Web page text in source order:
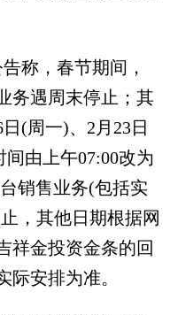
称，春节期间，
务遇周末停止；其
(周一)、2月23日
由上午07:00改为
销售业务(包括实
，其他日期根据网
祥金投资金条的回
际安排为准。